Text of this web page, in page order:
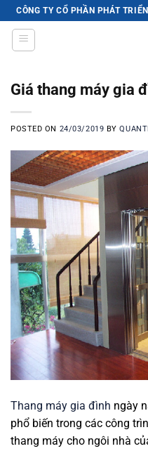
Skip
to
content
CÔNG TY CỔ PHẦN PHÁT
Giá thang máy gia
POSTED ON 24/03/2019 BY
Thang máy gia đình ngày
phổ biến trong các công
thang máy cho ngôi nhà